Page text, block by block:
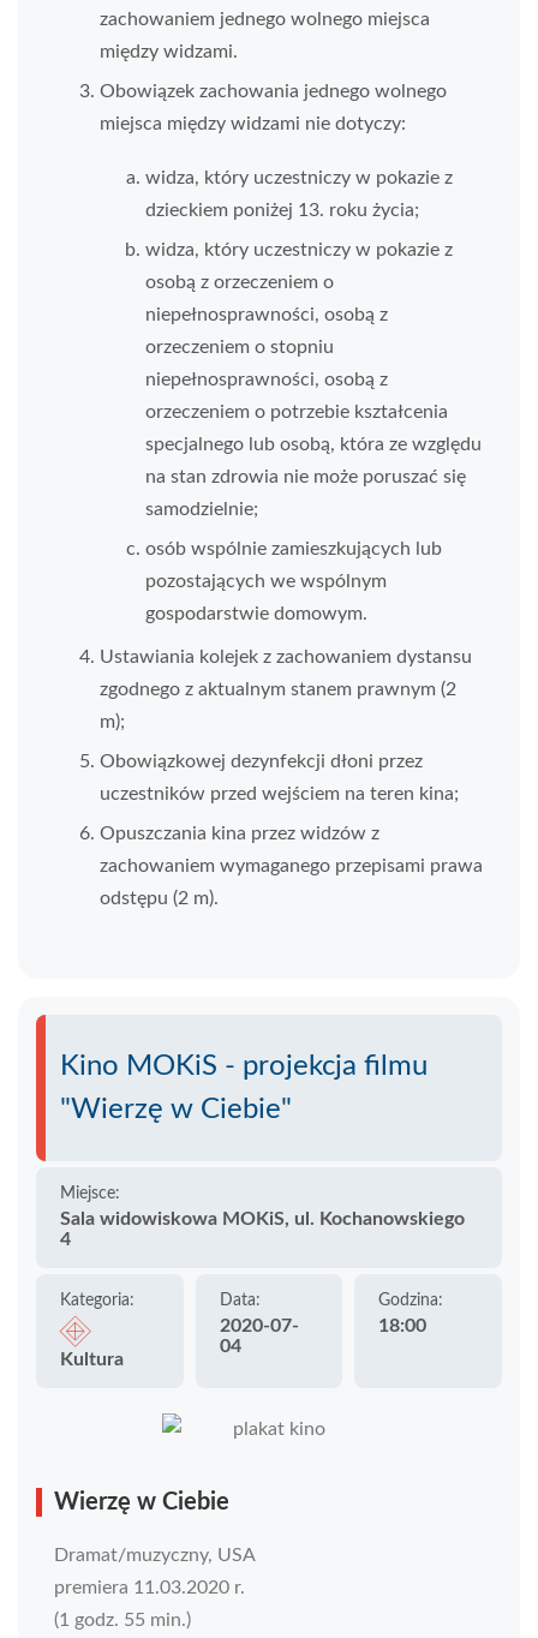
zachowaniem jednego wolnego miejsca
między widzami.
Obowiązek zachowania jednego wolnego
miejsca między widzami nie dotyczy:
widza, który uczestniczy w pokazie z
dzieckiem poniżej 13. roku życia;
widza, który uczestniczy w pokazie z
osobą z orzeczeniem o
niepełnosprawności, osobą z
orzeczeniem o stopniu
niepełnosprawności, osobą z
orzeczeniem o potrzebie kształcenia
specjalnego lub osobą, która ze względu
na stan zdrowia nie może poruszać się
samodzielnie;
osób wspólnie zamieszkujących lub
pozostających we wspólnym
gospodarstwie domowym.
Ustawiania kolejek z zachowaniem dystansu
zgodnego z aktualnym stanem prawnym (2
m);
Obowiązkowej dezynfekcji dłoni przez
uczestników przed wejściem na teren kina;
Opuszczania kina przez widzów z
zachowaniem wymaganego przepisami prawa
odstępu (2 m).
Kino MOKiS - projekcja filmu
"Wierzę w Ciebie"
Miejsce:
Sala widowiskowa MOKiS, ul. Kochanowskiego
4
Kategoria:
Kultura
Data:
2020-07-
04
Godzina:
18:00
Wierzę w Ciebie
Dramat/muzyczny, USA
premiera 11.03.2020 r.
(1 godz. 55 min.)